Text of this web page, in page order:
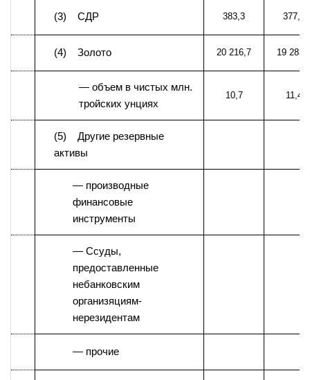
(3) СДР 383,3 377,2
(4) Золото 20 216,7 19
— объем в чистых млн.
тройских унциях
10,7 11,4
(5) Другие резервные
активы
— производные
финансовые
инструменты
— Ссуды,
предоставленные
небанковским
организяциям-
нерезидентам
— прочие